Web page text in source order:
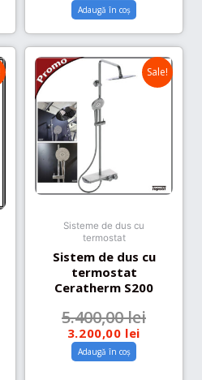
Adaugă în coș
Sale!
Sisteme de dus cu
termostat
Sistem de dus cu
termostat
Ceratherm S200
5.400,00lei
3.200,00 lei
Adaugă în coș